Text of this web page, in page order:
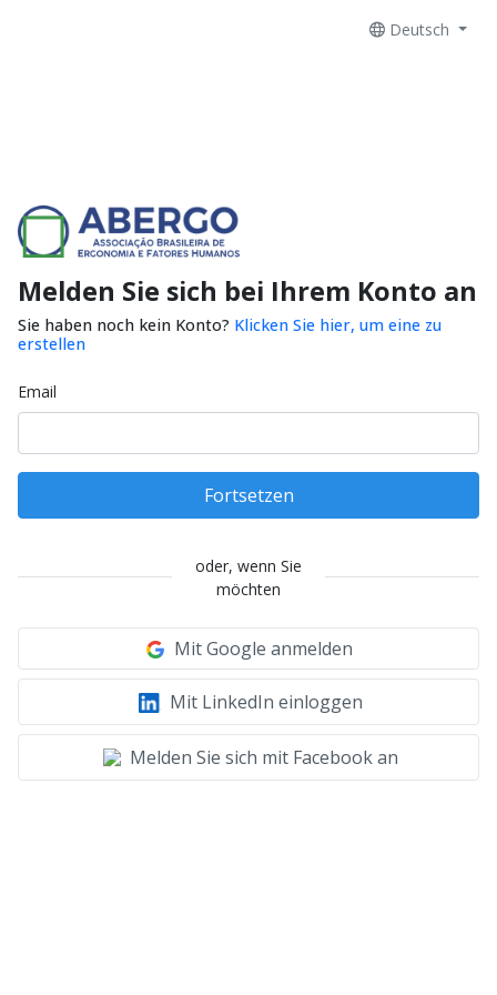
Deutsch
Melden Sie sich bei Ihrem Konto an
Sie haben noch kein Konto? Klicken Sie hier, um eine zu
erstellen
Email
Fortsetzen
oder, wenn Sie
möchten
Mit Google anmelden
Mit LinkedIn einloggen
Melden Sie sich mit Facebook an